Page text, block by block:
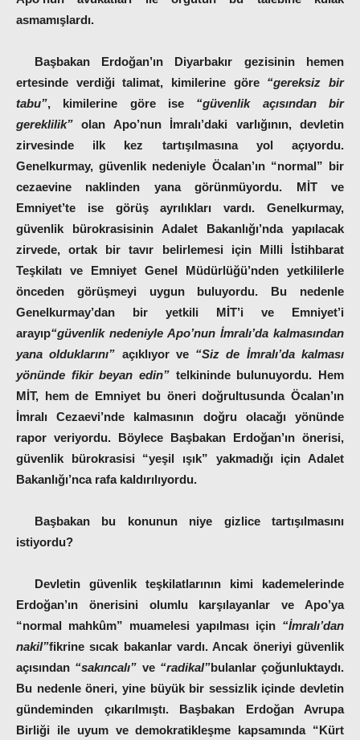
asmamışlardı.
Başbakan Erdoğan’ın Diyarbakır gezisinin hemen
ertesinde verdiği talimat, kimilerine göre “gereksiz bir
tabu”, kimilerine göre ise “güvenlik açısından bir
gereklilik” olan Apo’nun İmralı’daki varlığının, devletin
zirvesinde ilk kez tartışılmasına yol açıyordu.
Genelkurmay, güvenlik nedeniyle Öcalan’ın “normal” bir
cezaevine naklinden yana görünmüyordu. MİT ve
Emniyet’te ise görüş ayrılıkları vardı. Genelkurmay,
güvenlik bürokrasisinin Adalet Bakanlığı’nda yapılacak
zirvede, ortak bir tavır belirlemesi için Milli İstihbarat
Teşkilatı ve Emniyet Genel Müdürlüğü’nden yetkililerle
önceden görüşmeyi uygun buluyordu. Bu nedenle
Genelkurmay’dan bir yetkili MİT’i ve Emniyet’i
arayıp“güvenlik nedeniyle Apo’nun İmralı’da kalmasından
yana olduklarını” açıklıyor ve “Siz de İmralı’da kalması
yönünde fikir beyan edin” telkininde bulunuyordu. Hem
MİT, hem de Emniyet bu öneri doğrultusunda Öcalan’ın
İmralı Cezaevi’nde kalmasının doğru olacağı yönünde
rapor veriyordu. Böylece Başbakan Erdoğan’ın önerisi,
güvenlik bürokrasisi “yeşil ışık” yakmadığı için Adalet
Bakanlığı’nca rafa kaldırılıyordu.
Başbakan bu konunun niye gizlice tartışılmasını
istiyordu?
Devletin güvenlik teşkilatlarının kimi kademelerinde
Erdoğan’ın önerisini olumlu karşılayanlar ve Apo’ya
“normal mahkûm” muamelesi yapılması için “İmralı’dan
nakil”fikrine sıcak bakanlar vardı. Ancak öneriyi güvenlik
açısından “sakıncalı” ve“radikal”bulanlar çoğunluktaydı.
Bu nedenle öneri, yine büyük bir sessizlik içinde devletin
gündeminden çıkarılmıştı. Başbakan Erdoğan Avrupa
Birliği ile uyum ve demokratikleşme kapsamında “Kürt